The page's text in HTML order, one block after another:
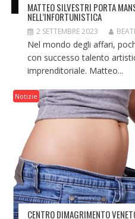
MATTEO SILVESTRI PORTA
NELL’INFORTUNISTICA
2 SETTEMBRE 2023
Nel mondo degli affari,
con successo talento
imprenditoriale. Matteo...
Notizie
CENTRO DIMAGRIMENTO